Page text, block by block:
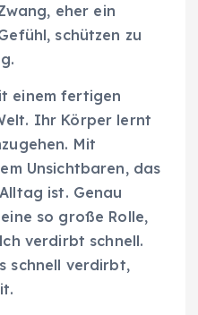
eher ein
schützen zu
einem fertigen
Ihr Körper lernt
Mit
Unsichtbaren, das
ist. Genau
so große Rolle,
verdirbt schnell.
schnell verdirbt,